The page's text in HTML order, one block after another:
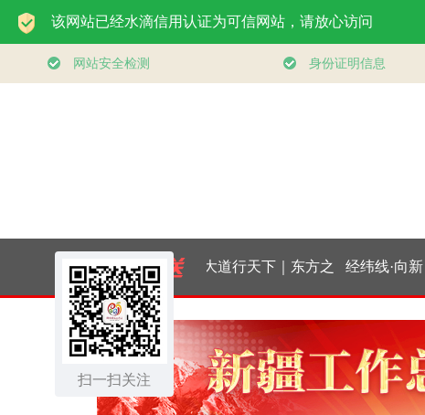
扫一扫关注
大道行天下｜东方之
约，相约未来——中
国元首外交的世界情
经纬线·向新，